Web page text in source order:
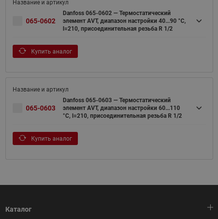
065-0602
Danfoss 065-0602 — Термостатический
элемент AVT, диапазон настройки 40...90 °С,
l=210, присоединительная резьба R 1/2
Купить аналог
065-0603
Danfoss 065-0603 — Термостатический
элемент AVT, диапазон настройки 60...110
°С, l=210, присоединительная резьба R 1/2
Купить аналог
Каталог